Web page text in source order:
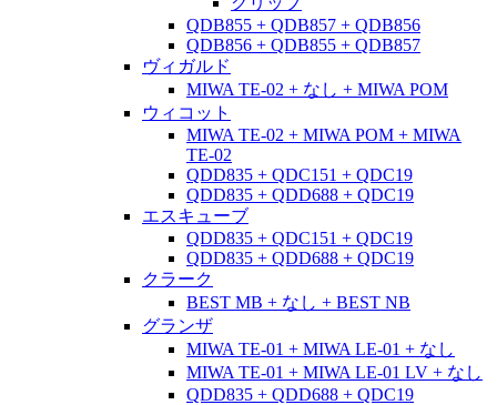
QDB855 + QDB857 + QDB856
QDB856 + QDB855 + QDB857
ヴィガルド
MIWA TE-02 + なし + MIWA POM
ウィコット
MIWA TE-02 + MIWA POM + MIWA
TE-02
QDD835 + QDC151 + QDC19
QDD835 + QDD688 + QDC19
エスキューブ
QDD835 + QDC151 + QDC19
QDD835 + QDD688 + QDC19
クラーク
BEST MB + なし + BEST NB
グランザ
MIWA TE-01 + MIWA LE-01 + なし
MIWA TE-01 + MIWA LE-01 LV + なし
QDD835 + QDD688 + QDC19